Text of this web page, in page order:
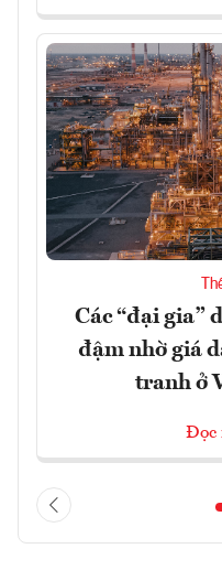
Các “đại gia”
đậm nhờ giá
tranh ở
Đọc